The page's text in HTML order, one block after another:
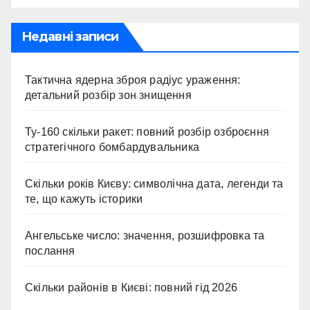
Недавні записи
Тактична ядерна зброя радіус ураження:
детальний розбір зон знищення
Ту-160 скільки ракет: повний розбір озброєння
стратегічного бомбардувальника
Скільки років Києву: символічна дата, легенди та
те, що кажуть історики
Ангельське число: значення, розшифровка та
послання
Скільки районів в Києві: повний гід 2026